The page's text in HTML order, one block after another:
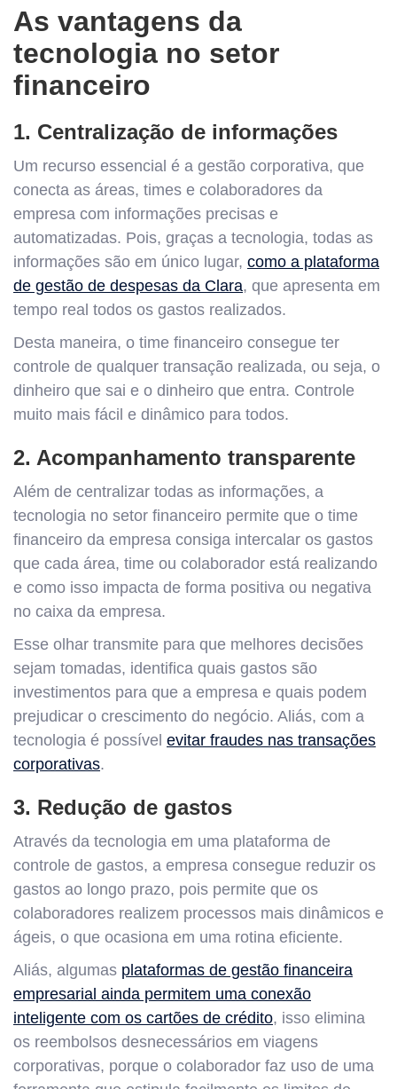
As vantagens da
tecnologia no setor
financeiro
1. Centralização de informações
Um recurso essencial é a gestão corporativa, que
conecta as áreas, times e colaboradores da
empresa com informações precisas e
automatizadas. Pois, graças a tecnologia, todas as
informações são em único lugar, como a plataforma
de gestão de despesas da Clara, que apresenta em
tempo real todos os gastos realizados.
Desta maneira, o time financeiro consegue ter
controle de qualquer transação realizada, ou seja, o
dinheiro que sai e o dinheiro que entra. Controle
muito mais fácil e dinâmico para todos.
2. Acompanhamento transparente
Além de centralizar todas as informações, a
tecnologia no setor financeiro permite que o time
financeiro da empresa consiga intercalar os gastos
que cada área, time ou colaborador está realizando
e como isso impacta de forma positiva ou negativa
no caixa da empresa.
Esse olhar transmite para que melhores decisões
sejam tomadas, identifica quais gastos são
investimentos para que a empresa e quais podem
prejudicar o crescimento do negócio. Aliás, com a
tecnologia é possível evitar fraudes nas transações
corporativas.
3. Redução de gastos
Através da tecnologia em uma plataforma de
controle de gastos, a empresa consegue reduzir os
gastos ao longo prazo, pois permite que os
colaboradores realizem processos mais dinâmicos e
ágeis, o que ocasiona em uma rotina eficiente.
Aliás, algumas plataformas de gestão financeira
empresarial ainda permitem uma conexão
inteligente com os cartões de crédito, isso elimina
os reembolsos desnecessários em viagens
corporativas, porque o colaborador faz uso de uma